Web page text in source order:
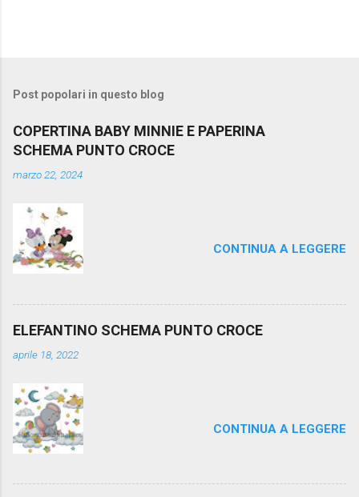
Post popolari in questo blog
COPERTINA BABY MINNIE E PAPERINA
SCHEMA PUNTO CROCE
marzo 22, 2024
CONTINUA A LEGGERE
ELEFANTINO SCHEMA PUNTO CROCE
aprile 18, 2022
CONTINUA A LEGGERE